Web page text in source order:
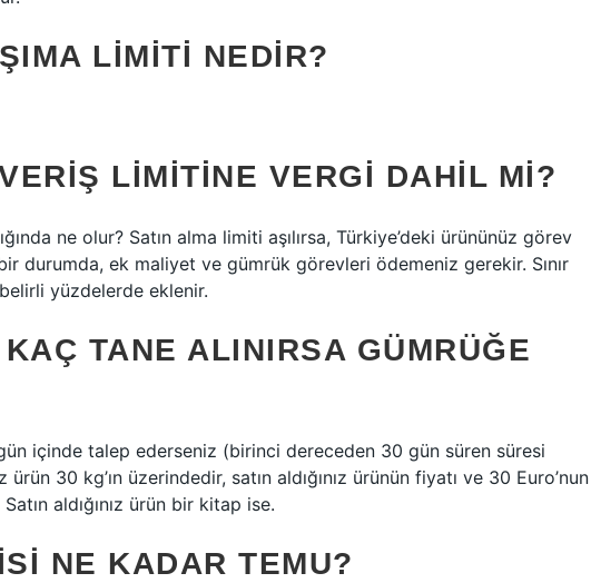
LIMITI NEDIR?
LIMITINE VERGI DAHIL MI?
ne olur? Satın alma limiti aşılırsa, Türkiye’deki ürününüz görev
durumda, ek maliyet ve gümrük görevleri ödemeniz gerekir. Sınır
yüzdelerde eklenir.
TANE ALINIRSA GÜMRÜĞE
içinde talep ederseniz (birinci dereceden 30 gün süren süresi
ürün 30 kg’ın üzerindedir, satın aldığınız ürünün fiyatı ve 30 Euro’nun
aldığınız ürün bir kitap ise.
NE KADAR TEMU?